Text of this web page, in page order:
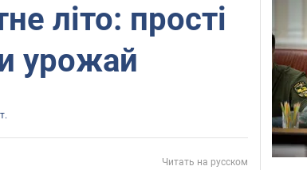
літо: прості
урожай
Читать на русском